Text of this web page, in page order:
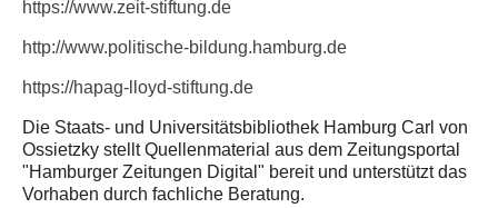
https://www.zeit-stiftung.de
http://www.politische-bildung.hamburg.de
https://hapag-lloyd-stiftung.de
Die Staats- und Universitätsbibliothek Hamburg Carl von
Ossietzky stellt Quellenmaterial aus dem Zeitungsportal
"Hamburger Zeitungen Digital" bereit und unterstützt das
Vorhaben durch fachliche Beratung.